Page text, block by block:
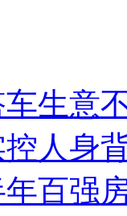
生意
控人身
年百强